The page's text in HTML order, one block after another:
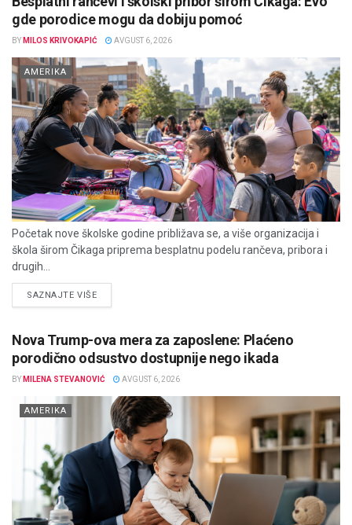
gde porodice mogu da dobiju pomoć
BY MILOS KRIVOKAPIĆ AVGUST 6, 2026
AMERIKA
Početak nove školske godine približava se, a više organizacija i
škola širom Čikaga priprema besplatnu podelu rančeva, pribora i
drugih...
SAZNAJTE VIŠEDETAILS
Nova Trump-ova mera za zaposlene: Plaćeno
porodično odsustvo dostupnije nego ikada
BY MILENA STEVANOVIĆ AVGUST 6, 2026
AMERIKA